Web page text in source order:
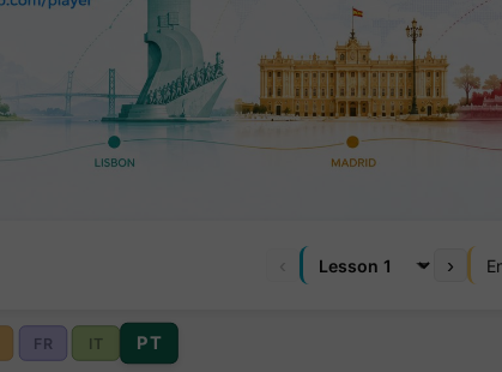
›
FR IT PT